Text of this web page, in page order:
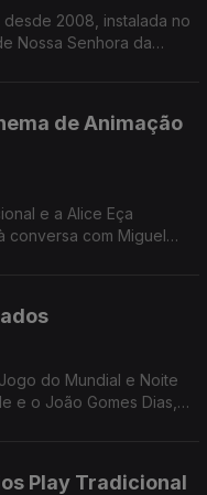
2008, instalada no
Nossa Senhora da
de Animação
e a Alice Eça
do Mundial e Noite
e o João Gomes Dias,
Play Tradicional